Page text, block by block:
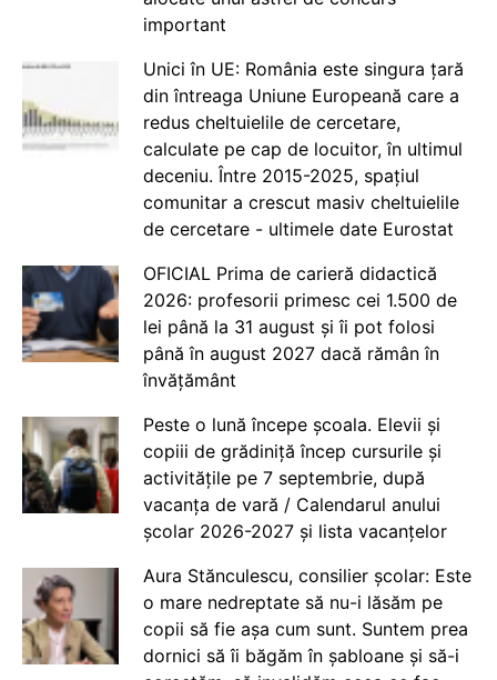
important
Unici în UE: România este singura țară
din întreaga Uniune Europeană care a
redus cheltuielile de cercetare,
calculate pe cap de locuitor, în ultimul
deceniu. Între 2015-2025, spațiul
comunitar a crescut masiv cheltuielile
de cercetare - ultimele date Eurostat
OFICIAL Prima de carieră didactică
2026: profesorii primesc cei 1.500 de
lei până la 31 august și îi pot folosi
până în august 2027 dacă rămân în
învățământ
Peste o lună începe școala. Elevii și
copiii de grădiniță încep cursurile și
activitățile pe 7 septembrie, după
vacanța de vară / Calendarul anului
școlar 2026-2027 și lista vacanțelor
Aura Stănculescu, consilier școlar: Este
o mare nedreptate să nu-i lăsăm pe
copii să fie așa cum sunt. Suntem prea
dornici să îi băgăm în șabloane și să-i